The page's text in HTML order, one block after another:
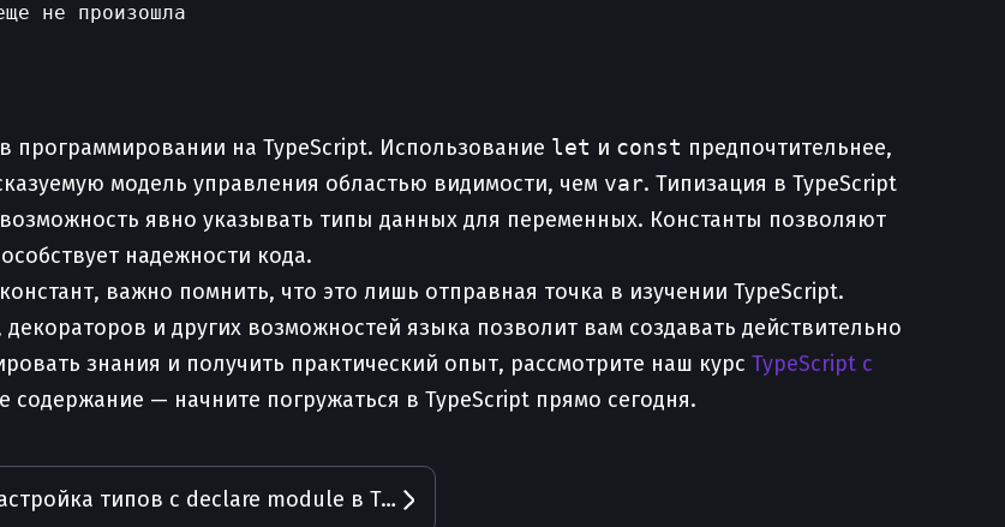
не произошла
на TypeScript. Использование let и const предпочтительнее,
модель управления областью видимости, чем var. Типизация в TypeScript
явно указывать типы данных для переменных. Константы позволяют
надежности кода.
важно помнить, что это лишь отправная точка в изучении TypeScript.
и других возможностей языка позволит вам создавать действительно
знания и получить практический опыт, рассмотрите наш курс TypeScript с
содержание — начните погружаться в TypeScript прямо сегодня.
Настройка типов с declare module в TypeScript